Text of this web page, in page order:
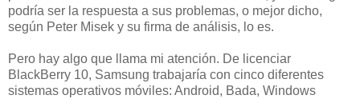
podría ser la respuesta a sus problemas, o mejor dicho,
según Peter Misek y su firma de análisis, lo es.
Pero hay algo que llama mi atención. De licenciar
BlackBerry 10, Samsung trabajaría con cinco diferentes
sistemas operativos móviles: Android, Bada, Windows